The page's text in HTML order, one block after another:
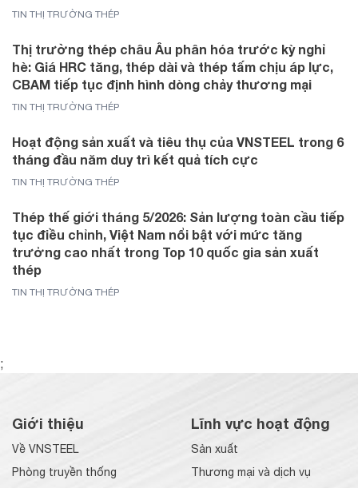
TIN THỊ TRƯỜNG THÉP
Thị trường thép châu Âu phân hóa trước kỳ nghỉ
hè: Giá HRC tăng, thép dài và thép tấm chịu áp lực,
CBAM tiếp tục định hình dòng chảy thương mại
TIN THỊ TRƯỜNG THÉP
Hoạt động sản xuất và tiêu thụ của VNSTEEL trong 6
tháng đầu năm duy trì kết quả tích cực
TIN THỊ TRƯỜNG THÉP
Thép thế giới tháng 5/2026: Sản lượng toàn cầu tiếp
tục điều chỉnh, Việt Nam nổi bật với mức tăng
trưởng cao nhất trong Top 10 quốc gia sản xuất
thép
TIN THỊ TRƯỜNG THÉP
;
Giới thiệu
Về VNSTEEL
Phòng truyền thống
Lĩnh vực hoạt động
Sản xuất
Thương mại và dịch vụ